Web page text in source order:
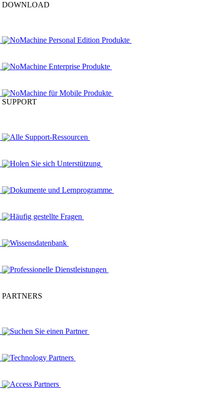
DOWNLOAD
NoMachine Personal Edition Produkte
NoMachine Enterprise Produkte
NoMachine für Mobile Produkte
SUPPORT
Alle Support-Ressourcen
Holen Sie sich Unterstützung
Dokumente und Lernprogramme
Häufig gestellte Fragen
Wissensdatenbank
Professionelle Dienstleistungen
PARTNERS
Suchen Sie einen Partner
Technology Partners
Access Partners